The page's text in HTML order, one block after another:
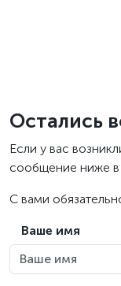
Остались
Если у вас
сообщение ниже в
С вами
Ваше имя